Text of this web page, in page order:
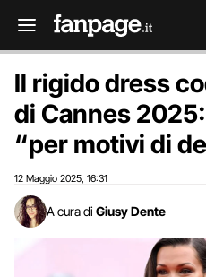
Il rigido dress
di Cannes
“per motivi di
12 Maggio 2025 16:31
A cura di Giusy Dente